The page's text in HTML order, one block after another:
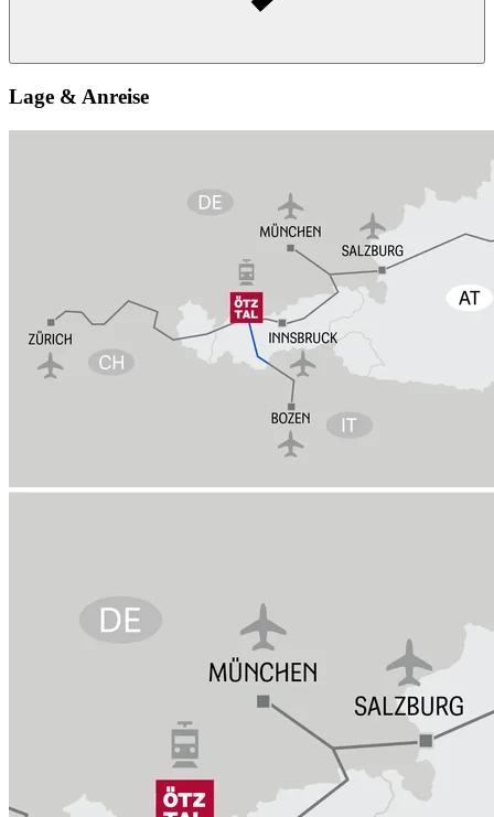
Lage & Anreise